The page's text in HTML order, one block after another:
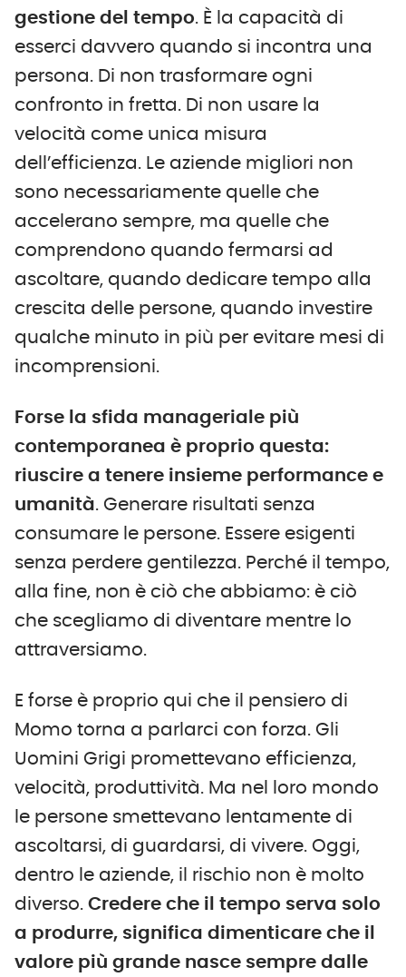
gestione del tempo. È la capacità di
esserci davvero quando si incontra una
persona. Di non trasformare ogni
confronto in fretta. Di non usare la
velocità come unica misura
dell’efficienza. Le aziende migliori non
sono necessariamente quelle che
accelerano sempre, ma quelle che
comprendono quando fermarsi ad
ascoltare, quando dedicare tempo alla
crescita delle persone, quando investire
qualche minuto in più per evitare mesi di
incomprensioni.
Forse la sfida manageriale più
contemporanea è proprio questa:
riuscire a tenere insieme performance e
umanità. Generare risultati senza
consumare le persone. Essere esigenti
senza perdere gentilezza. Perché il tempo,
alla fine, non è ciò che abbiamo: è ciò
che scegliamo di diventare mentre lo
attraversiamo.
E forse è proprio qui che il pensiero di
Momo torna a parlarci con forza. Gli
Uomini Grigi promettevano efficienza,
velocità, produttività. Ma nel loro mondo
le persone smettevano lentamente di
ascoltarsi, di guardarsi, di vivere. Oggi,
dentro le aziende, il rischio non è molto
diverso. Credere che il tempo serva solo
a produrre, significa dimenticare che il
valore più grande nasce sempre dalle